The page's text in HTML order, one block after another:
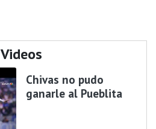
Videos
Chivas no pudo
ganarle al Pueblita